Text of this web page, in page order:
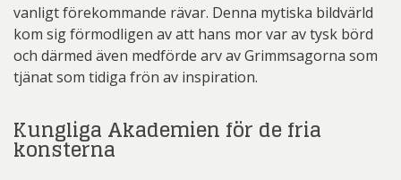
vanligt förekommande rävar. Denna mytiska bildvärld
kom sig förmodligen av att hans mor var av tysk börd
och därmed även medförde arv av Grimmsagorna som
tjänat som tidiga frön av inspiration.
Kungliga Akademien för de fria
konsterna